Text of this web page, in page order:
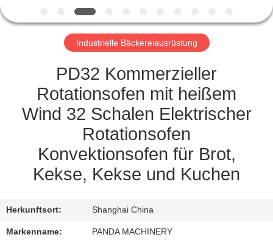
SIE
MIT
VERBINDUNG
NACHRICHTEN
FORDERN
EIN
ZITAT
Industrielle Bäckereiausrüstung
PD32 Kommerzieller
Rotationsofen mit heißem
Wind 32 Schalen Elektrischer
Rotationsofen
Konvektionsofen für Brot,
Kekse, Kekse und Kuchen
Herkunftsort: Shanghai China
Markenname: PANDA MACHINERY